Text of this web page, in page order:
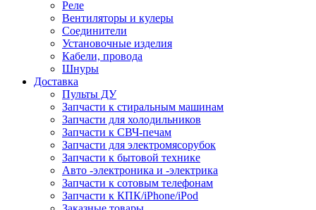
Реле
Вентиляторы и кулеры
Соединители
Установочные изделия
Кабели, провода
Шнуры
Доставка
Пульты ДУ
Запчасти к стиральным машинам
Запчасти для холодильников
Запчасти к СВЧ-печам
Запчасти для электромясорубок
Запчасти к бытовой технике
Авто -электроника и -электрика
Запчасти к сотовым телефонам
Запчасти к КПК/iPhone/iPod